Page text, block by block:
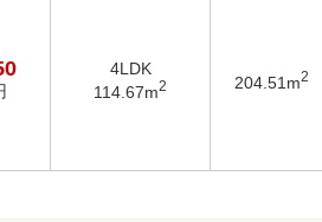
4LDK
114.67m2 204.51m2